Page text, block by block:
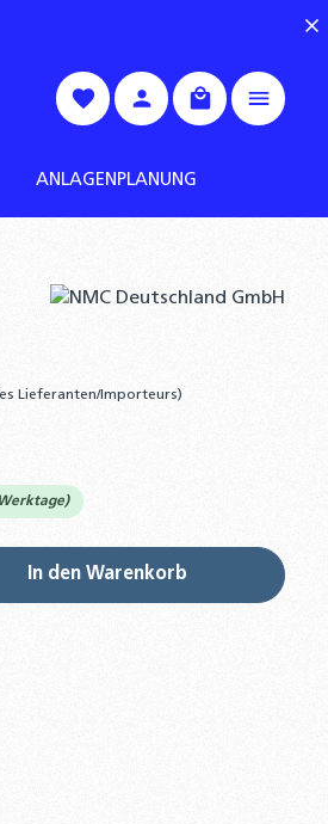
Warenkorb
ANLAGENPLANUNG
Lieferanten/Importeurs)
gewünschten Wert
In den Warenkorb